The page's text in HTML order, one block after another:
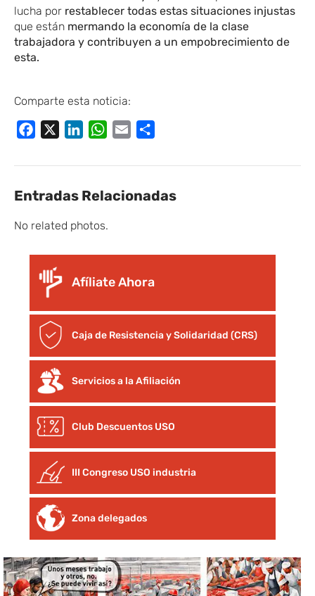
lucha por restablecer todas estas situaciones injustas
que están mermando la economía de la clase
trabajadora y contribuyen a un empobrecimiento de
esta.
Comparte esta noticia:
Facebook LinkedInWhatsApp
Email
Entradas Relacionadas
No related photos.
Afíliate Ahora
Caja de Resistencia y Solidaridad (CRS)
Servicios a la Afiliación
Club Descuentos USO
III Congreso USO industria
Zona delegados